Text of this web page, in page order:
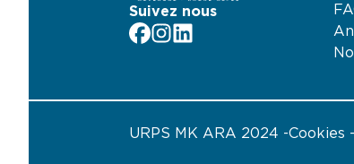
Suivez nous
facebook
Instagram
LinkedIn
URPS MK ARA 2024 Cookies